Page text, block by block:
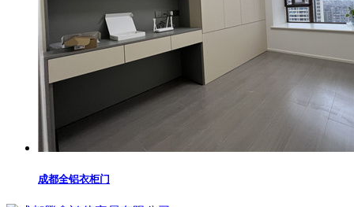
成都全铝衣柜门